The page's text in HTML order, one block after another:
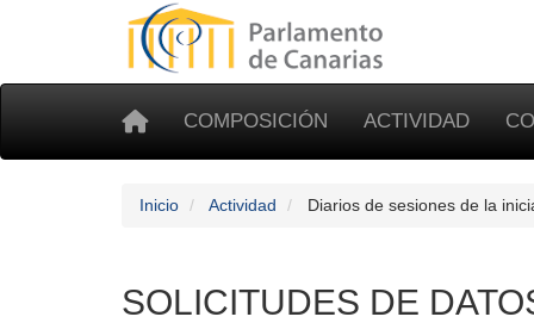
COMPOSICIÓN ACTIVIDAD
Inicio Actividad Diarios de sesiones de la
SOLICITUDES DE